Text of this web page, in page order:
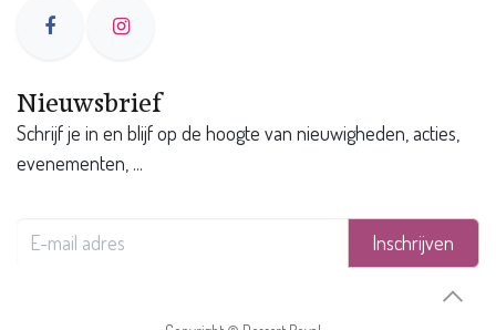
Nieuwsbrief
Schrijf je in en blijf op de hoogte van nieuwigheden, acties,
evenementen, ...
Inschrijven